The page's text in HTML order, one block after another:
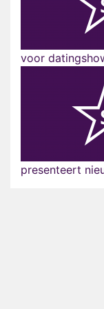
voor
presenteert